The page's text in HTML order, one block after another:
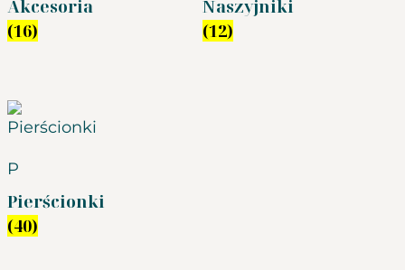
Akcesoria
(16)
Naszyjniki
(12)
P
Pierścionki
(40)